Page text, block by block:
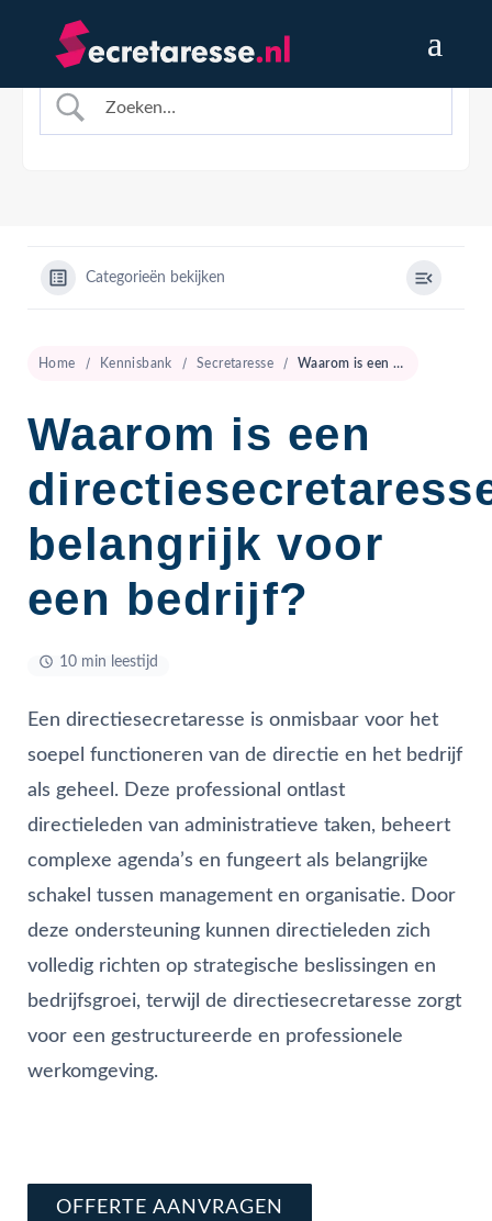
Categorieën bekijken
Home Kennisbank Secretaresse Waarom is een directiesecretaresse belangrijk voor een bedrijf?
Waarom is een
belangrijk voor
een bedrijf?
10 min leestijd
Een directiesecretaresse is onmisbaar voor het
soepel functioneren van de directie en het bedrijf
als geheel. Deze professional ontlast
directieleden van administratieve taken, beheert
complexe agenda’s en fungeert als belangrijke
schakel tussen management en organisatie. Door
deze ondersteuning kunnen directieleden zich
volledig richten op strategische beslissingen en
bedrijfsgroei, terwijl de directiesecretaresse zorgt
voor een gestructureerde en professionele
werkomgeving.
OFFERTE AANVRAGEN